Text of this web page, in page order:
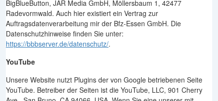
BigBlueButton, JAR Media GmbH, Möllersbaum 1, 42477
Radevormwald. Auch hier existiert ein Vertrag zur
Auftragsdatenverarbeitung mir der Bfz-Essen GmbH. Die
Datenschutzhinweise finden Sie unter:
https://bbbserver.de/datenschutz/.
YouTube
Unsere Website nutzt Plugins der von Google betriebenen Seite
YouTube. Betreiber der Seiten ist die YouTube, LLC, 901 Cherry